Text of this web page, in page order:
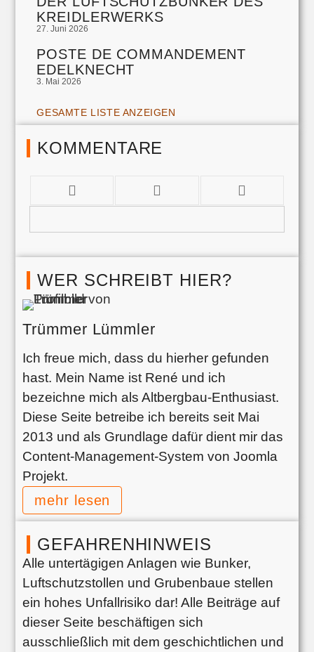
KREIDLERWERKS
27. Juni 2026
POSTE DE COMMANDEMENT
EDELKNECHT
3. Mai 2026
GESAMTE LISTE ANZEIGEN
KOMMENTARE
WER SCHREIBT HIER?
Trümmer Lümmler
Ich freue mich, dass du hierher gefunden
hast. Mein Name ist René und ich
bezeichne mich als Altbergbau-Enthusiast.
Diese Seite betreibe ich bereits seit Mai
2013 und als Grundlage dafür dient mir das
Content-Management-System von Joomla
Projekt.
mehr lesen
GEFAHRENHINWEIS
Alle untertägigen Anlagen wie Bunker,
Luftschutzstollen und Grubenbaue stellen
ein hohes Unfallrisiko dar! Alle Beiträge auf
dieser Seite beschäftigen sich
ausschließlich mit dem geschichtlichen und